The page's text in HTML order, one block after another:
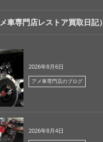
車専門店レストア買取日記）
2026年8月6日
アメ車専門店のブログ
2026年8月4日